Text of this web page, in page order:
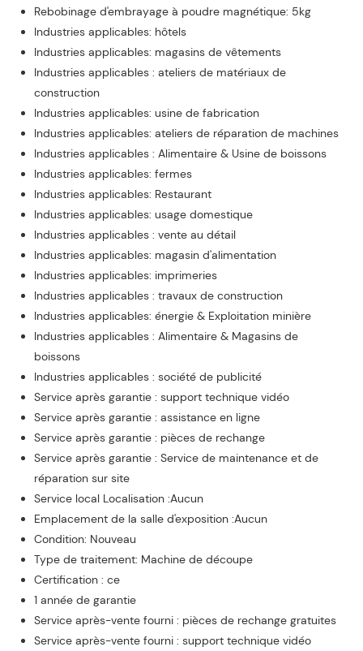
Rebobinage d'embrayage à poudre magnétique: 5kg
Industries applicables: hôtels
Industries applicables: magasins de vêtements
Industries applicables : ateliers de matériaux de
construction
Industries applicables: usine de fabrication
Industries applicables: ateliers de réparation de machines
Industries applicables : Alimentaire & Usine de boissons
Industries applicables: fermes
Industries applicables: Restaurant
Industries applicables: usage domestique
Industries applicables : vente au détail
Industries applicables: magasin d'alimentation
Industries applicables: imprimeries
Industries applicables : travaux de construction
Industries applicables: énergie & Exploitation minière
Industries applicables : Alimentaire & Magasins de
boissons
Industries applicables : société de publicité
Service après garantie : support technique vidéo
Service après garantie : assistance en ligne
Service après garantie : pièces de rechange
Service après garantie : Service de maintenance et de
réparation sur site
Service local Localisation :Aucun
Emplacement de la salle d'exposition :Aucun
Condition: Nouveau
Type de traitement: Machine de découpe
Certification : ce
1 année de garantie
Service après-vente fourni : pièces de rechange gratuites
Service après-vente fourni : support technique vidéo